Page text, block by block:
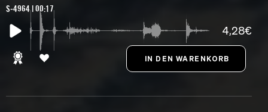
S-4964 | 00:17
4,28€